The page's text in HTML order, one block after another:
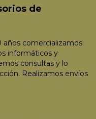
de
años comercializamos
informáticos y
consultas y lo
Realizamos envíos